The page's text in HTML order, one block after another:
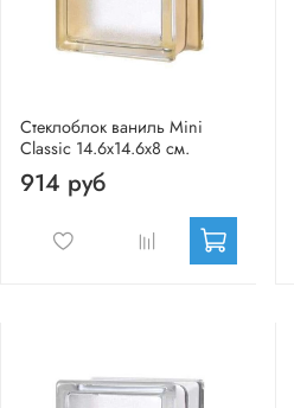
Стеклоблок ваниль Mini
Classic 14.6x14.6x8 см.
914 руб